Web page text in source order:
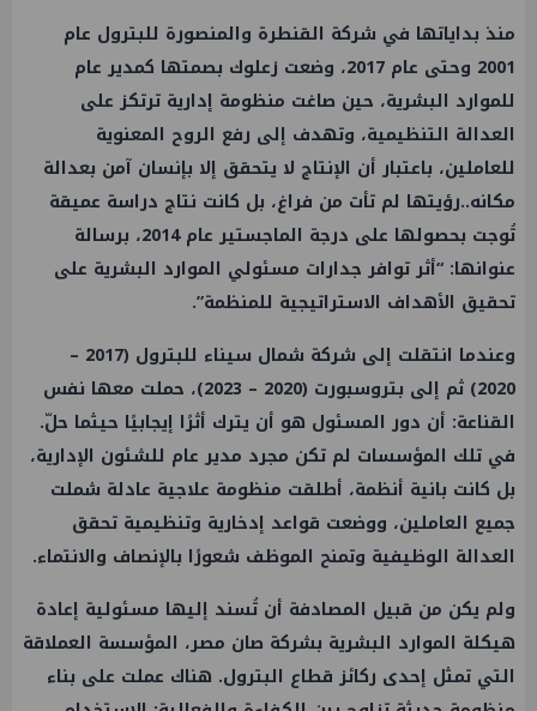
منذ بداياتها في شركة القنطرة والمنصورة للبترول عام
2001 وحتى عام 2017، وضعت زعلوك بصمتها كمدير عام
للموارد البشرية، حين صاغت منظومة إدارية ترتكز على
العدالة التنظيمية، وتهدف إلى رفع الروح المعنوية
للعاملين، باعتبار أن الإنتاج لا يتحقق إلا بإنسان آمن بعدالة
مكانه..رؤيتها لم تأت من فراغ، بل كانت نتاج دراسة عميقة
تُوجت بحصولها على درجة الماجستير عام 2014، برسالة
عنوانها: “أثر توافر جدارات مسئولي الموارد البشرية على
تحقيق الأهداف الاستراتيجية للمنظمة”.
وعندما انتقلت إلى شركة شمال سيناء للبترول (2017 –
2020) ثم إلى بتروسبورت (2020 – 2023)، حملت معها نفس
القناعة: أن دور المسئول هو أن يترك أثرًا إيجابيًا حيثما حلّ.
في تلك المؤسسات لم تكن مجرد مدير عام للشئون الإدارية،
بل كانت بانية أنظمة، أطلقت منظومة علاجية عادلة شملت
جميع العاملين، ووضعت قواعد إدخارية وتنظيمية تحقق
العدالة الوظيفية وتمنح الموظف شعورًا بالإنصاف والانتماء.
ولم يكن من قبيل المصادفة أن تُسند إليها مسئولية إعادة
هيكلة الموارد البشرية بشركة صان مصر، المؤسسة العملاقة
التي تمثل إحدى ركائز قطاع البترول. هناك عملت على بناء